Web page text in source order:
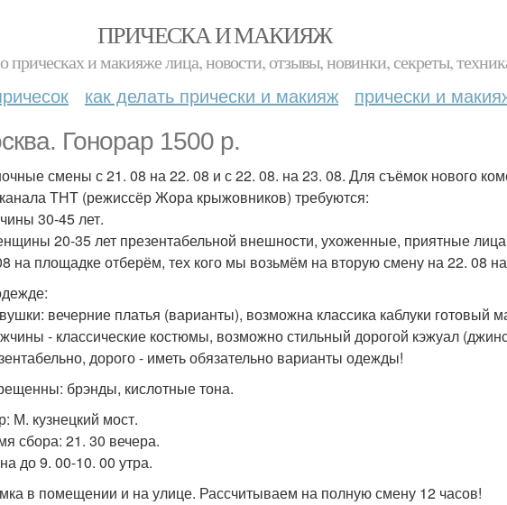
ПРИЧЕСКА И МАКИЯЖ
прическах и макияже лица, новости, отзывы, новинки, секреты,
как делать прически и макияж прически и
Гонорар 1500 р.
смены с 21. 08 на 22. 08 и с 22. 08. на 23. 08. Для съёмок нового
ТНТ (режиссёр Жора крыжовников) требуются:
30-45 лет.
20-35 лет презентабельной внешности, ухоженные, приятные лица
на площадке отберём, тех кого мы возьмём на вторую смену на 22. 08
вечерние платья (варианты), возможна классика каблуки готовый
- классические костюмы, возможно стильный дорогой кэжуал
дорого - иметь обязательно варианты одежды!
брэнды, кислотные тона.
М. кузнецкий мост.
сбора: 21. 30 вечера.
до 9. 00-10. 00 утра.
в помещении и на улице. Рассчитываем на полную смену 12 часов!